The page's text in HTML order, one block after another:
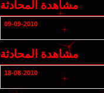
مشاهدة المحادثة
09-09-2010
مشاهدة المحادثة
18-08-2010